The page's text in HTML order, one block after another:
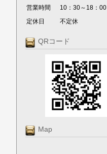
営業時間
10：30～18：00
定休日
不定休
QRコード
Map